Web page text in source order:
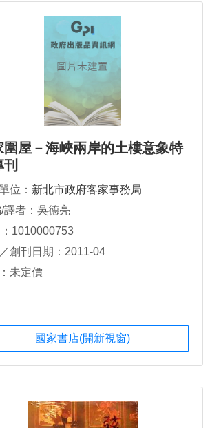
圍屋－海峽兩岸的土樓意象特
位： 新北市政府客家事務局
譯者：吳德亮
1010000753
創刊日期：2011-04
未定價
國家書店(開新視窗)